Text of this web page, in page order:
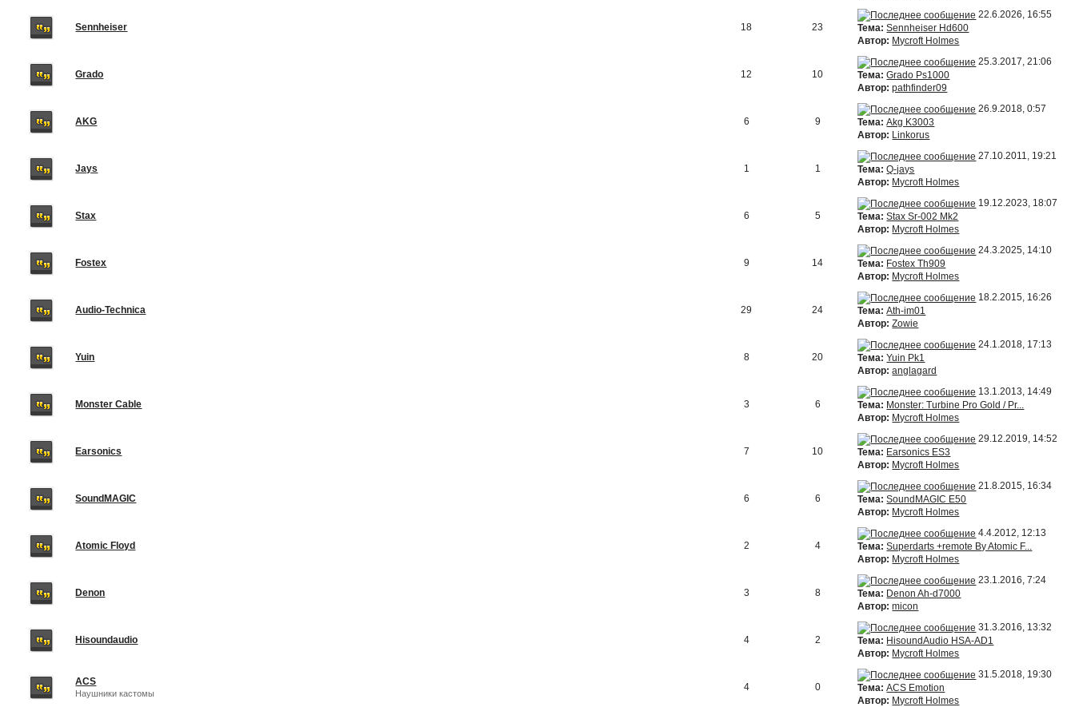
Sennheiser 18 23
22.6.2026, 16:55
Тема: Sennheiser Hd600
Автор: Mycroft Holmes
Grado 12 10
25.3.2017, 21:06
Тема: Grado Ps1000
Автор: pathfinder09
AKG 6 9
26.9.2018, 0:57
Тема: Akg K3003
Автор: Linkorus
Jays 1 1
27.10.2011, 19:21
Тема: Q-jays
Автор: Mycroft Holmes
Stax 6 5
19.12.2023, 18:07
Тема: Stax Sr-002 Mk2
Автор: Mycroft Holmes
Fostex 9 14
24.3.2025, 14:10
Тема: Fostex Th909
Автор: Mycroft Holmes
Audio-Technica 29 24
18.2.2015, 16:26
Тема: Ath-im01
Автор: Zowie
Yuin 8 20
24.1.2018, 17:13
Тема: Yuin Pk1
Автор: anglagard
Monster Cable 3 6
13.1.2013, 14:49
Тема: Monster: Turbine Pro Gold / Pr...
Автор: Mycroft Holmes
Earsonics 7 10
29.12.2019, 14:52
Тема: Earsonics ES3
Автор: Mycroft Holmes
SoundMAGIC 6 6
21.8.2015, 16:34
Тема: SoundMAGIC E50
Автор: Mycroft Holmes
Atomic Floyd 2 4
4.4.2012, 12:13
Тема: Superdarts +remote By Atomic F...
Автор: Mycroft Holmes
Denon 3 8
23.1.2016, 7:24
Тема: Denon Ah-d7000
Автор: micon
Hisoundaudio 4 2
31.3.2016, 13:32
Тема: HisoundAudio HSA-AD1
Автор: Mycroft Holmes
ACS
Наушники кастомы
4 0
31.5.2018, 19:30
Тема: ACS Emotion
Автор: Mycroft Holmes